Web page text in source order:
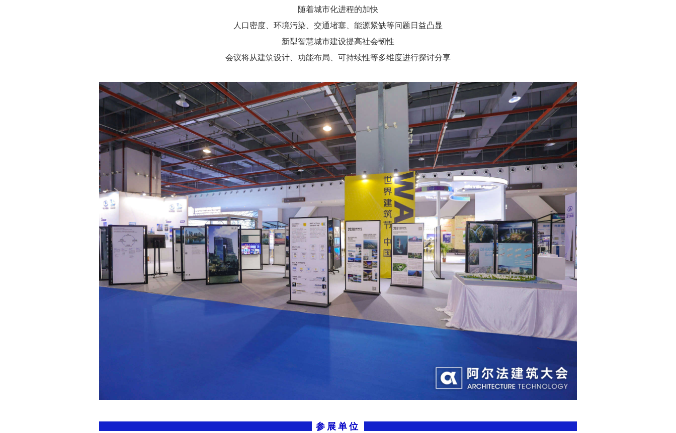
随着城市化进程的加快
人口密度、环境污染、交通堵塞、能源紧缺等问题日益凸显
新型智慧城市建设提高社会韧性
会议将从建筑设计、功能布局、可持续性等多维度进行探讨分享
参展单位